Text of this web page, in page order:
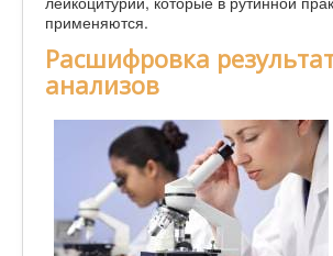
применяются.
Расшифровка
анализов